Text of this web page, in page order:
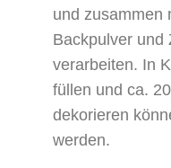
und zusammen
Backpulver und
verarbeiten. In
füllen und ca.
dekorieren
werden.